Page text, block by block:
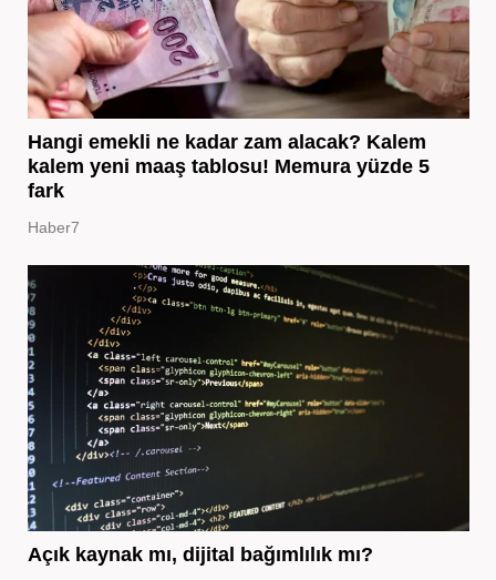
Hangi emekli ne kadar zam alacak? Kalem
kalem yeni maaş tablosu! Memura yüzde 5
fark
Haber7
Açık kaynak mı, dijital bağımlılık mı?